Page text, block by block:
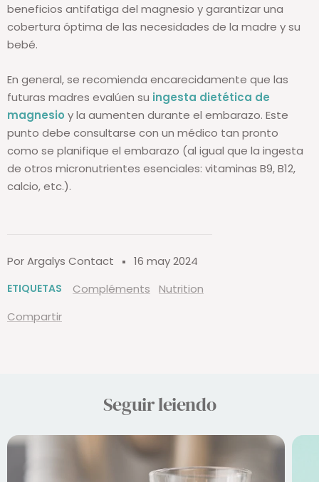
Por Argalys Contact 16 may 2024
ETIQUETAS Compléments
Nutrition
Compartir
beneficios antifatiga del magnesio y garantizar una
cobertura óptima de las necesidades de la madre y su
bebé.
En general, se recomienda encarecidamente que las
futuras madres evalúen su ingesta dietética de
magnesio y la aumenten durante el embarazo. Este
punto debe consultarse con un médico tan pronto
como se planifique el embarazo (al igual que la ingesta
de otros micronutrientes esenciales: vitaminas B9, B12,
calcio, etc.).
Seguir leiendo